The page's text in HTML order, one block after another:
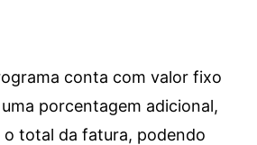
conta com valor fixo
porcentagem adicional,
o total da fatura, podendo